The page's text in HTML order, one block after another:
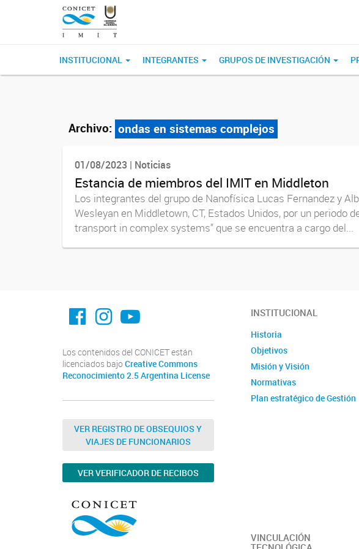
INSTITUCIONAL INTEGRANTES GRUPOS DE INVESTIGACIÓN
Archivo: ondas en sistemas complejos
01/08/2023 | Noticias
Estancia de miembros del IMIT en Middleton
Los integrantes del grupo de Nanofísica Lucas Fernandez y
Wesleyan en Middletown, CT, Estados Unidos, por un periodo
transport in complex systems” que se encuentra a cargo del...
facebook imit.conicet
imit.conicet
Youtube
Los contenidos del CONICET están
licenciados bajo Creative Commons
Reconocimiento 2.5 Argentina License
VER REGISTRO DE OBSEQUIOS Y
VIAJES DE FUNCIONARIOS
VER VERIFICADOR DE RECIBOS
INSTITUCIONAL
Historia
Objetivos
Misión y Visión
Normativas
Plan estratégico de Gestión
VINCULACIÓN